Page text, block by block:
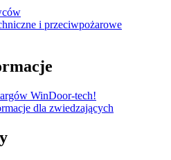
i przeciwpożarowe
WinDoor-tech!
dla zwiedzających